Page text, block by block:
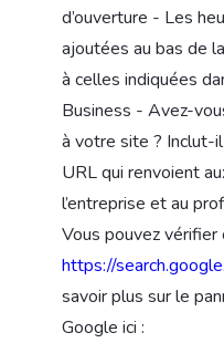
d’ouverture - Les
ajoutées au bas de
à celles indiquées
Business - Avez-
à votre site ? Inclut-
URL qui renvoient
l’entreprise et au
Vous pouvez vérifier
https://
savoir plus sur le
Google ici :